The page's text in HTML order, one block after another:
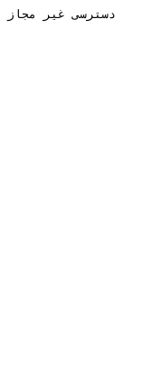
دسترسی غیر مجاز